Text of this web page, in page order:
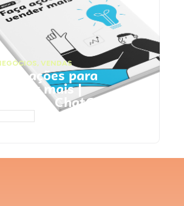
, VENDAS
Faça ações para
vender mais |
Prompts ChatGPT